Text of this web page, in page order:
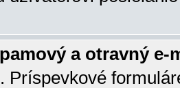
a otravný e-
Príspevkové